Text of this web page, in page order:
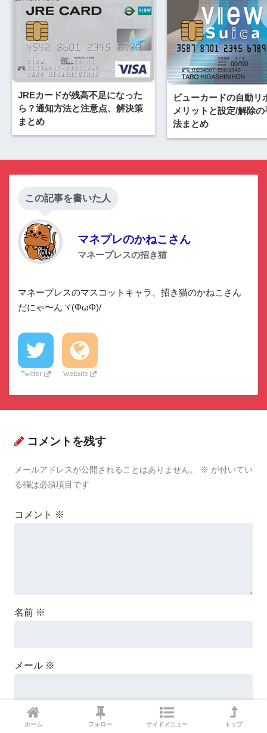
JREカードが残高不足になった
ら？通知方法と注意点、解決策
まとめ
ビューカードの自動リ
メリットと設定/解除
法まとめ
この記事を書いた人
マネプレのかねこさん
マネープレスの招き猫
マネープレスのマスコットキャラ、招き猫のかねこさん
だにゃ〜んヾ(ΦωΦ)/
Twitter Website
コメントを残す
メールアドレスが公開されることはありません。 ※ が付いてい
る欄は必須項目です
コメント ※
名前 ※
メール ※
サイト
ホーム フォロー サイドメニュー トップ